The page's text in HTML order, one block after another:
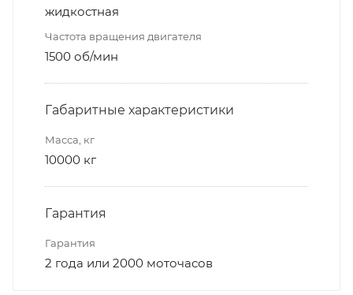
жидкостная
Частота вращения двигателя
1500 об/мин
Габаритные характеристики
Масса, кг
10000 кг
Гарантия
Гарантия
2 года или 2000 моточасов